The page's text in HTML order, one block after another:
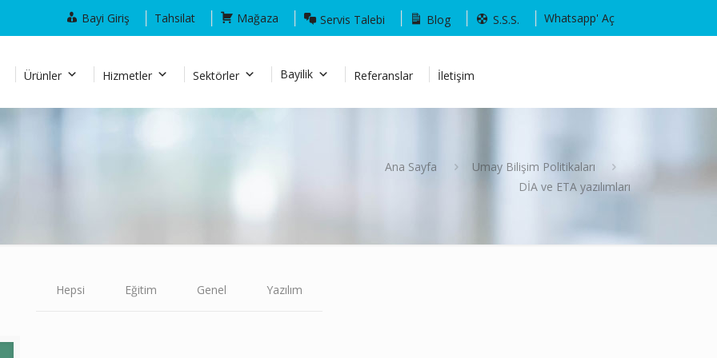
Bayi Giriş Tahsilat Mağaza Servis Talebi Blog S.S.S. Whatsapp' Aç
Ürünler Hizmetler Sektörler Bayilik Referanslar İletişim
Ana Sayfa
Umay Bilişim Politikaları
DİA ve ETA yazılımları
Hepsi Eğitim Genel Yazılım